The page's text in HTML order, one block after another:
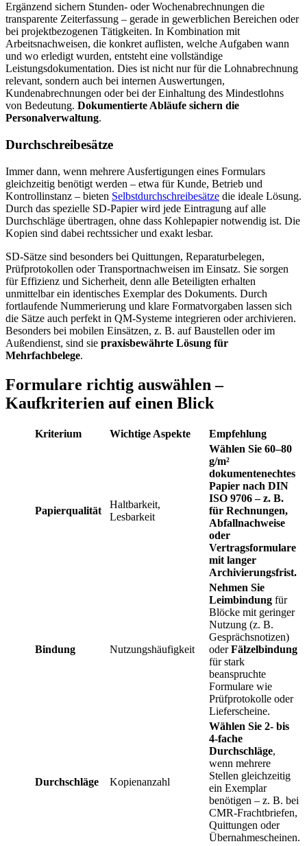
Ergänzend sichern Stunden- oder Wochenabrechnungen die
transparente Zeiterfassung – gerade in gewerblichen Bereichen oder
bei projektbezogenen Tätigkeiten. In Kombination mit
Arbeitsnachweisen, die konkret auflisten, welche Aufgaben wann
und wo erledigt wurden, entsteht eine vollständige
Leistungsdokumentation. Dies ist nicht nur für die Lohnabrechnung
relevant, sondern auch bei internen Auswertungen,
Kundenabrechnungen oder bei der Einhaltung des Mindestlohns
von Bedeutung. Dokumentierte Abläufe sichern die
Personalverwaltung.
Durchschreibesätze
Immer dann, wenn mehrere Ausfertigungen eines Formulars
gleichzeitig benötigt werden – etwa für Kunde, Betrieb und
Kontrollinstanz – bieten Selbstdurchschreibesätze die ideale Lösung.
Durch das spezielle SD-Papier wird jede Eintragung auf alle
Durchschläge übertragen, ohne dass Kohlepapier notwendig ist. Die
Kopien sind dabei rechtssicher und exakt lesbar.
SD-Sätze sind besonders bei Quittungen, Reparaturbelegen,
Prüfprotokollen oder Transportnachweisen im Einsatz. Sie sorgen
für Effizienz und Sicherheit, denn alle Beteiligten erhalten
unmittelbar ein identisches Exemplar des Dokuments. Durch
fortlaufende Nummerierung und klare Formatvorgaben lassen sich
die Sätze auch perfekt in QM-Systeme integrieren oder archivieren.
Besonders bei mobilen Einsätzen, z. B. auf Baustellen oder im
Außendienst, sind sie praxisbewährte Lösung für
Mehrfachbelege.
Formulare richtig auswählen –
Kaufkriterien auf einen Blick
Kriterium Wichtige Aspekte Empfehlung
Papierqualität
Haltbarkeit,
Lesbarkeit
Wählen Sie 60–80
g/m²
dokumentenechtes
Papier nach DIN
ISO 9706 – z. B.
für Rechnungen,
Abfallnachweise
oder
Vertragsformulare
mit langer
Archivierungsfrist.
Bindung Nutzungshäufigkeit
Nehmen Sie
Leimbindung für
Blöcke mit geringer
Nutzung (z. B.
Gesprächsnotizen)
oderFälzelbindung
für stark
beanspruchte
Formulare wie
Prüfprotokolle oder
Lieferscheine.
Durchschläge Kopienanzahl
Wählen Sie 2- bis
4-fache
Durchschläge,
wenn mehrere
Stellen gleichzeitig
ein Exemplar
benötigen – z. B. bei
CMR-Frachtbriefen,
Quittungen oder
Übernahmescheinen.